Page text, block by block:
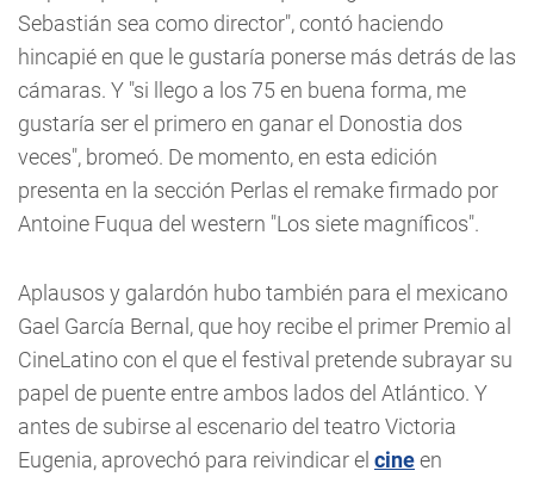
Sebastián sea como director", contó haciendo
hincapié en que le gustaría ponerse más detrás de las
cámaras. Y "si llego a los 75 en buena forma, me
gustaría ser el primero en ganar el Donostia dos
veces", bromeó. De momento, en esta edición
presenta en la sección Perlas el remake firmado por
Antoine Fuqua del western "Los siete magníficos".
Aplausos y galardón hubo también para el mexicano
Gael García Bernal, que hoy recibe el primer Premio al
CineLatino con el que el festival pretende subrayar su
papel de puente entre ambos lados del Atlántico. Y
antes de subirse al escenario del teatro Victoria
Eugenia, aprovechó para reivindicar el cineen